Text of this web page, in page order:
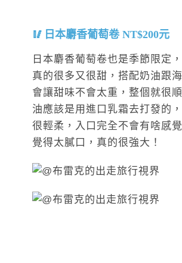
日本麝香葡萄卷 NT$200元
日本麝香葡萄卷也是季節限定
真的很多又很甜，搭配奶油跟
會讓甜味不會太重，整個就很
油應該是用進口乳霜去打發的
很輕柔，入口完全不會有啥感
覺得太膩口，真的很強大！